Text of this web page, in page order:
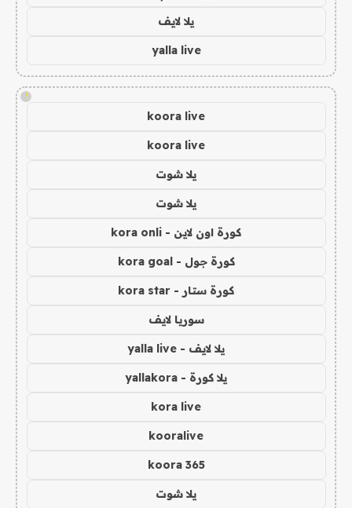
يلا لايف
yalla live
!
koora live
koora live
يلا شوت
يلا شوت
كورة اون لاين - kora onli
كورة جول - kora goal
كورة ستار - kora star
سوريا لايف
يلا لايف - yalla live
يلا كورة - yallakora
kora live
kooralive
koora 365
يلا شوت